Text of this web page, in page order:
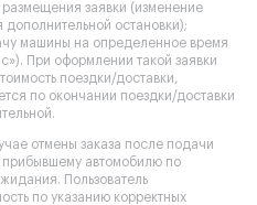
заявки (изменение
дополнительной остановки);
машины на определенное время
При оформлении такой заявки
поездки/доставки,
по окончании поездки/доставки
отмены заказа после подачи
автомобилю по
Пользователь
по указанию корректных